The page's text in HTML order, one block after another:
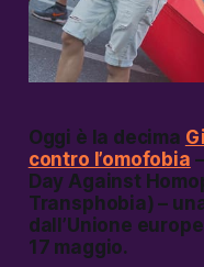
Oggi è la decima
contro l’omofobia
Day Against
Transphobia) –
dall’Unione
17 maggio.